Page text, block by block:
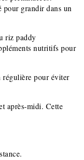
pour grandir dans un
riz paddy
nutritifs pour
régulière pour éviter
après-midi. Cette